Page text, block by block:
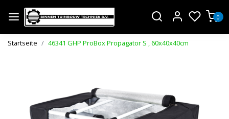
0
Startseite 46341 GHP ProBox Propagator S , 60x40x40cm